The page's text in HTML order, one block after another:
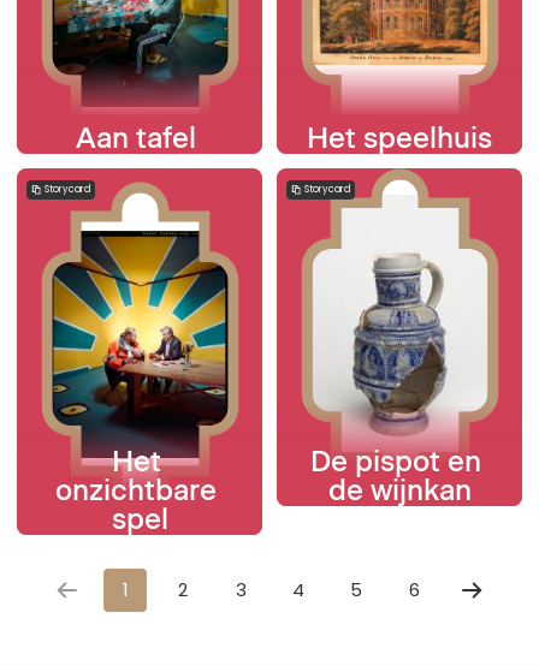
Aan tafel Het speelhuis
Storycard
Het
onzichtbare
spel
Storycard
De pispot en
de wijnkan
1 2 3 4 5 6
Next